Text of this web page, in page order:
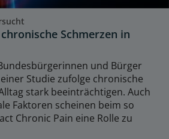
Schmerzen in
und Bürger
Studie zufolge chronische
stark beeinträchtigen. Auch
Faktoren scheinen beim so
Chronic Pain eine Rolle zu